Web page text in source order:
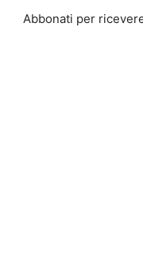
Abbonati per